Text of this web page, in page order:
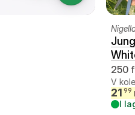
250
V
21 99
I